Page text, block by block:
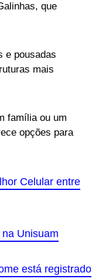
que
e pousadas
mais
família ou um
opções para
Celular entre
Unisuam
está registrado